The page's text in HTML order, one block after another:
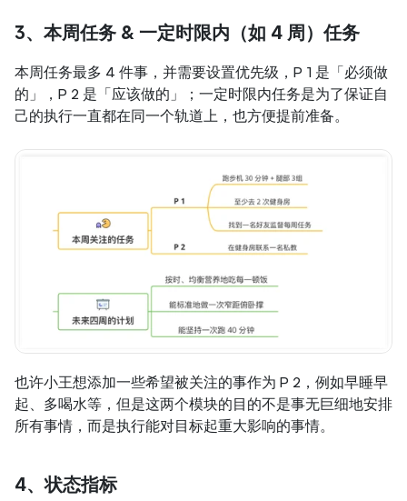
3、本周任务 & 一定时限内（如 4 周）任务
本周任务最多 4 件事，并需要设置优先级，P 1 是「必须做
的」，P 2 是「应该做的」；一定时限内任务是为了保证自
己的执行一直都在同一个轨道上，也方便提前准备。
也许小王想添加一些希望被关注的事作为 P 2，例如早睡早
起、多喝水等，但是这两个模块的目的不是事无巨细地安排
所有事情，而是执行能对目标起重大影响的事情。
4、状态指标